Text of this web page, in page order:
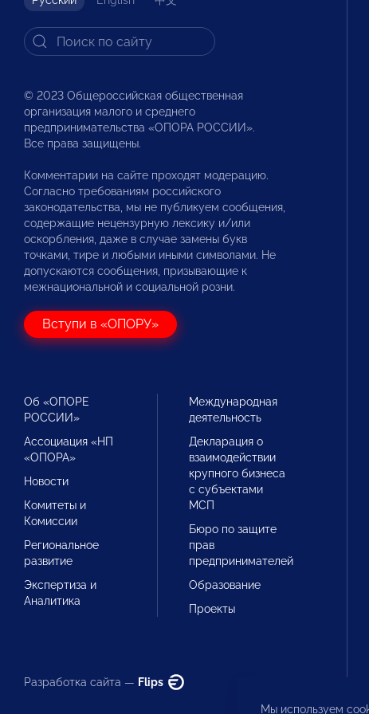
© 2023 Общероссийская общественная
организация малого и среднего
предпринимательства «ОПОРА РОССИИ».
Все права защищены.
Комментарии на сайте проходят модерацию.
Согласно требованиям российского
законодательства, мы не публикуем сообщения,
содержащие нецензурную лексику и/или
оскорбления, даже в случае замены букв
точками, тире и любыми иными символами. Не
допускаются сообщения, призывающие к
межнациональной и социальной розни.
Вступи в «ОПОРУ»
Об «ОПОРЕ
РОССИИ»
Ассоциация «НП
«ОПОРА»
Новости
Комитеты и
Комиссии
Региональное
развитие
Экспертиза и
Аналитика
Международная
деятельность
Декларация о
взаимодействии
крупного бизнеса
с субъектами
МСП
Бюро по защите
прав
предпринимателей
Образование
Проекты
Разработка сайта — Flips
Мы используем